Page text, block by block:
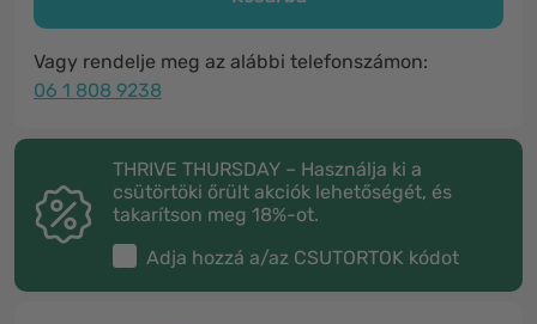
Vagy rendelje meg az alábbi telefonszámon:
06 1 808 9238
THRIVE THURSDAY – Használja ki a
csütörtöki őrült akciók lehetőségét, és
takarítson meg 18%-ot.
Adja hozzá a/az CSUTORTOK kódot